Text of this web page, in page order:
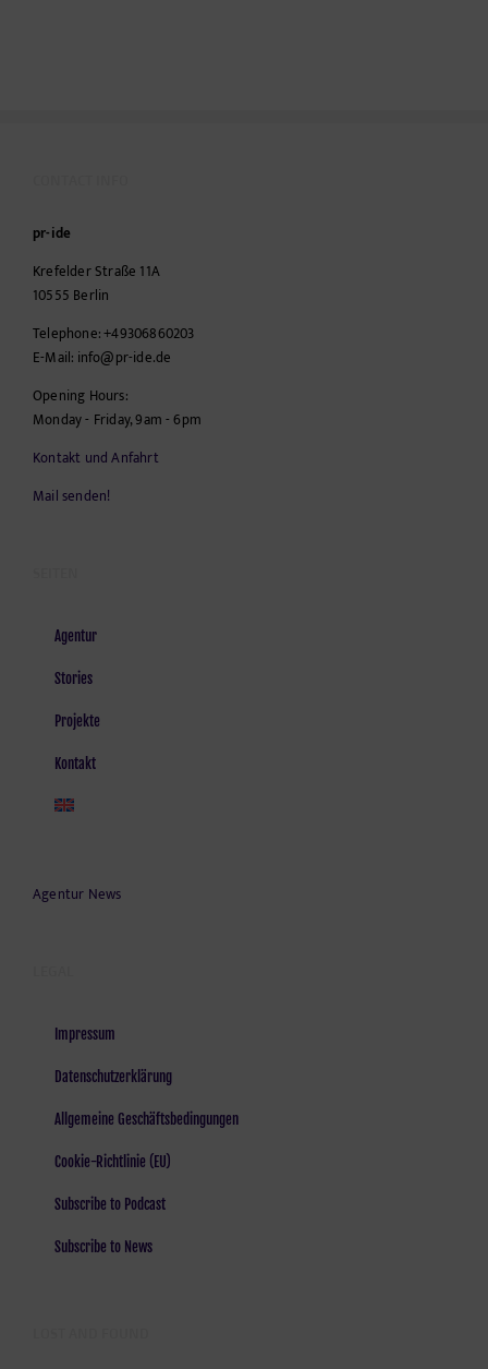
pr-ide
Krefelder Straße 11A
10555 Berlin
Telephone:+49306860203
E-Mail: info@pr-ide.de
Opening Hours:
Monday - Friday, 9am - 6pm
Kontakt und Anfahrt
Mail senden!
Agentur
Stories
Projekte
Kontakt
Agentur News
Impressum
Datenschutzerklärung
Allgemeine Geschäftsbedingungen
Cookie-Richtlinie (EU)
Subscribe to Podcast
Subscribe to News